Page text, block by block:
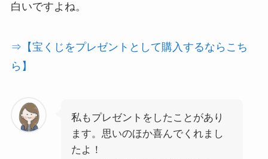
白いですよね。
⇒【宝くじをプレゼントとして購入するならこち
ら】
私もプレゼントをしたことがあり
ます。思いのほか喜んでくれまし
たよ！